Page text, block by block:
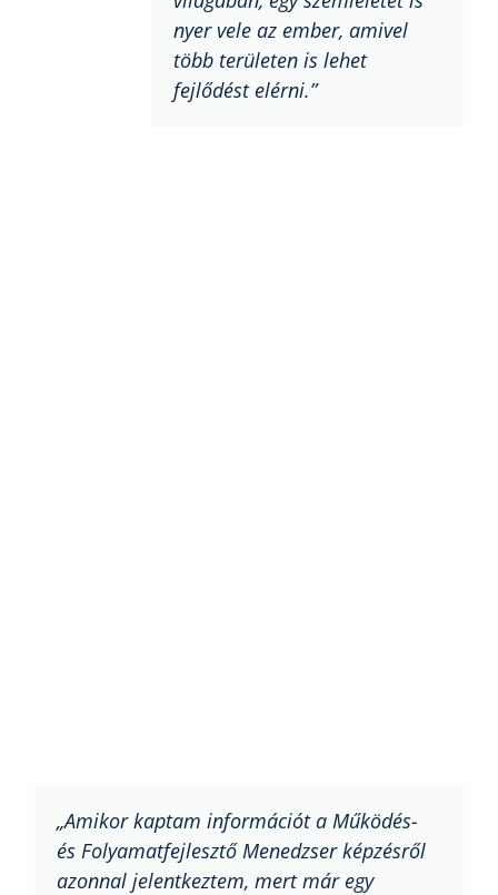
nyer vele az ember, amivel
több területen is lehet
fejlődést elérni.”
„Amikor kaptam információt a Működés-
és Folyamatfejlesztő Menedzser képzésről
azonnal jelentkeztem, mert már egy